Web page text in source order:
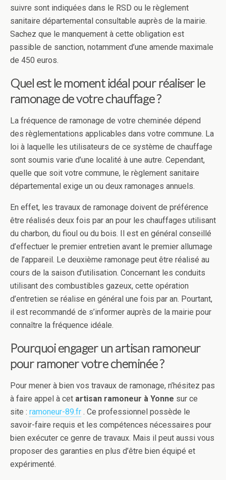
suivre sont indiquées dans le RSD ou le règlement
sanitaire départemental consultable auprès de la mairie.
Sachez que le manquement à cette obligation est
passible de sanction, notamment d’une amende maximale
de 450 euros.
Quel est le moment idéal pour réaliser le
ramonage de votre chauffage ?
La fréquence de ramonage de votre cheminée dépend
des règlementations applicables dans votre commune. La
loi à laquelle les utilisateurs de ce système de chauffage
sont soumis varie d’une localité à une autre. Cependant,
quelle que soit votre commune, le règlement sanitaire
départemental exige un ou deux ramonages annuels.
En effet, les travaux de ramonage doivent de préférence
être réalisés deux fois par an pour les chauffages utilisant
du charbon, du fioul ou du bois. Il est en général conseillé
d’effectuer le premier entretien avant le premier allumage
de l’appareil. Le deuxième ramonage peut être réalisé au
cours de la saison d’utilisation. Concernant les conduits
utilisant des combustibles gazeux, cette opération
d’entretien se réalise en général une fois par an. Pourtant,
il est recommandé de s’informer auprès de la mairie pour
connaître la fréquence idéale.
Pourquoi engager un artisan ramoneur
pour ramoner votre cheminée ?
Pour mener à bien vos travaux de ramonage, n’hésitez pas
à faire appel à cet artisan ramoneur à Yonne sur ce
site : ramoneur-89.fr . Ce professionnel possède le
savoir-faire requis et les compétences nécessaires pour
bien exécuter ce genre de travaux. Mais il peut aussi vous
proposer des garanties en plus d’être bien équipé et
expérimenté.